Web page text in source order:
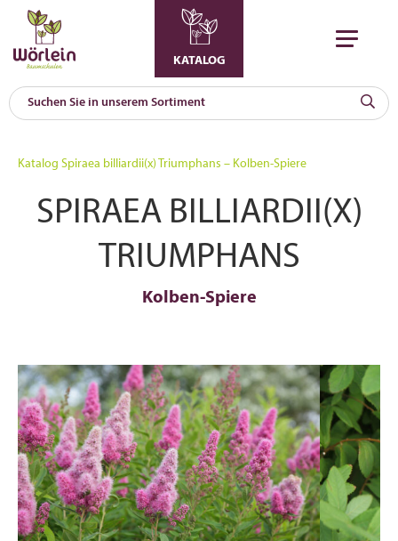
KATALOG
Katalog Spiraea billiardii(x) Triumphans – Kolben-Spiere
SPIRAEA BILLIARDII(X)
TRIUMPHANS
Kolben-Spiere